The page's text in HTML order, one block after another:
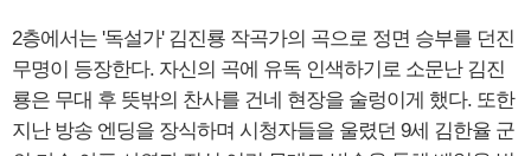
2층에서는 '독설가' 김진룡 작곡가의 곡으로 정면 승부를 던진
무명이 등장한다. 자신의 곡에 유독 인색하기로 소문난 김진
룡은 무대 후 뜻밖의 찬사를 건네 현장을 술렁이게 했다. 또한
지난 방송 엔딩을 장식하며 시청자들을 울렸던 9세 김한율 군